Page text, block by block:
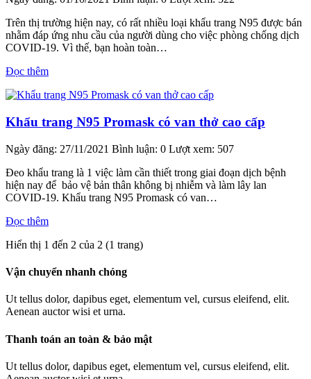
Trên thị trường hiện nay, có rất nhiều loại khẩu trang N95 được bán
nhằm đáp ứng nhu cầu của người dùng cho việc phòng chống dịch
COVID-19. Vì thế, bạn hoàn toàn…
Đọc thêm
Khẩu trang N95 Promask có van thở cao cấp
Ngày đăng: 27/11/2021 Bình luận: 0 Lượt xem: 507
Đeo khẩu trang là 1 việc làm cần thiết trong giai đoạn dịch bệnh
hiện nay để bảo vệ bản thân không bị nhiễm và làm lây lan
COVID-19. Khẩu trang N95 Promask có van…
Đọc thêm
Hiển thị 1 đến 2 của 2 (1 trang)
Vận chuyển nhanh chóng
Ut tellus dolor, dapibus eget, elementum vel, cursus eleifend, elit.
Aenean auctor wisi et urna.
Thanh toán an toàn & bảo mật
Ut tellus dolor, dapibus eget, elementum vel, cursus eleifend, elit.